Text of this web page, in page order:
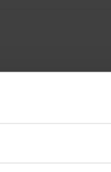
| 08GHz